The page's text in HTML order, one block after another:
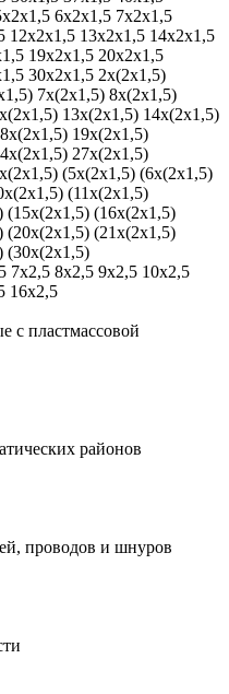
6х2х1,5 7х2х1,5
12х2х1,5 13х2х1,5 14х2х1,5
19х2х1,5 20х2х1,5
30х2х1,5 2х(2х1,5)
7х(2х1,5) 8х(2х1,5)
13х(2х1,5) 14х(2х1,5)
19х(2х1,5)
27х(2х1,5)
(5х(2х1,5) (6х(2х1,5)
(11х(2х1,5)
(15х(2х1,5) (16х(2х1,5)
(20х(2х1,5) (21х(2х1,5)
(30х(2х1,5)
7х2,5 8х2,5 9х2,5 10х2,5
16х2,5
с пластмассовой
районов
проводов и шнуров